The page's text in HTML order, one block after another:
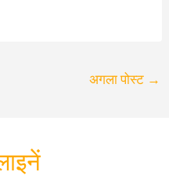
अगला पोस्ट →